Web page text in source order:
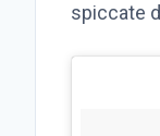
spiccate